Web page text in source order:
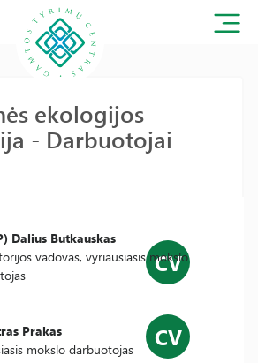
ekologijos
- Darbuotojai
Dalius Butkauskas
vadovas, vyriausiasis mokslo
CV
Prakas
mokslo darbuotojas
CV